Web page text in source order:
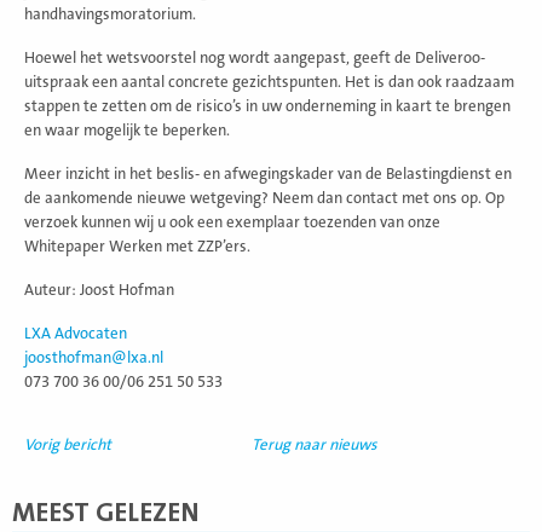
handhavingsmoratorium.
Hoewel het wetsvoorstel nog wordt aangepast, geeft de Deliveroo-
uitspraak een aantal concrete gezichtspunten. Het is dan ook raadzaam
stappen te zetten om de risico’s in uw onderneming in kaart te brengen
en waar mogelijk te beperken.
Meer inzicht in het beslis- en afwegingskader van de Belastingdienst en
de aankomende nieuwe wetgeving? Neem dan contact met ons op. Op
verzoek kunnen wij u ook een exemplaar toezenden van onze
Whitepaper Werken met ZZP’ers.
Auteur: Joost Hofman
LXA Advocaten
joosthofman@lxa.nl
073 700 36 00/06 251 50 533
Vorig bericht Terug naar nieuws
MEEST GELEZEN